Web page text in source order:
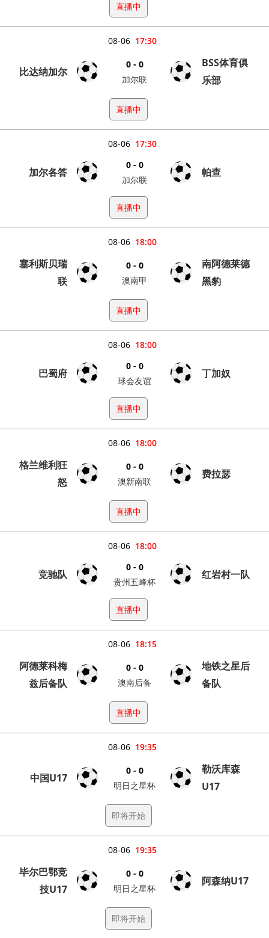
直播中
17:30
08-06
比达纳加尔
0 - 0
加尔联
BSS体育俱
乐部
直播中
17:30
08-06
加尔各答
0 - 0
加尔联
帕查
直播中
18:00
08-06
塞利斯贝瑞
联
0 - 0
澳南甲
南阿德莱德
黑豹
直播中
18:00
08-06
巴蜀府
0 - 0
球会友谊
丁加奴
直播中
18:00
08-06
格兰维利狂
怒
0 - 0
澳新南联
费拉瑟
直播中
18:00
08-06
竞驰队
0 - 0
贵州五峰杯
红岩村一队
直播中
18:15
08-06
阿德莱科梅
兹后备队
0 - 0
澳南后备
地铁之星后
备队
直播中
19:35
08-06
中国U17
0 - 0
明日之星杯
勒沃库森
U17
即将开始
19:35
08-06
毕尔巴鄂竞
技U17
0 - 0
明日之星杯
阿森纳U17
即将开始